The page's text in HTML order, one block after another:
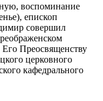
воспоминание
епископ
совершил
Его Преосвященству
церковного
кафедрального